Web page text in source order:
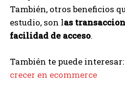
También, otros beneficios
estudio, son las
facilidad de acceso.
También te puede interesar:
crecer en ecommerce